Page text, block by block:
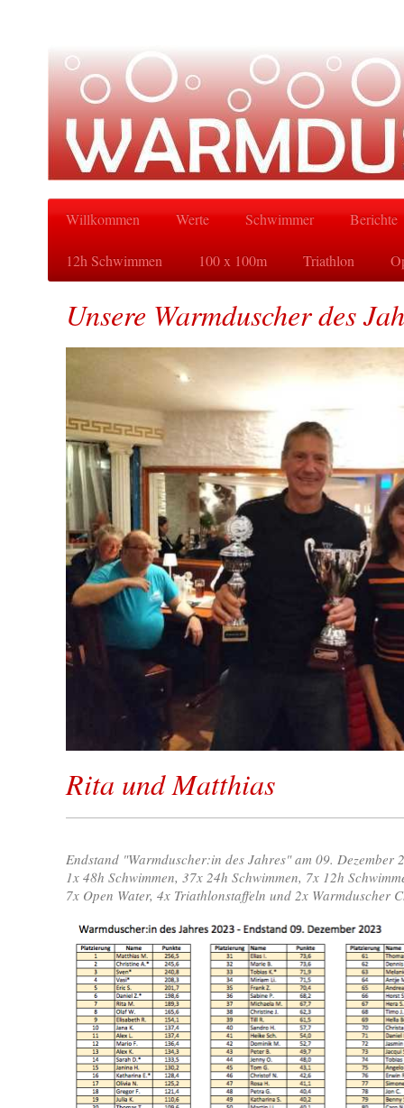
Willkommen Werte Schwimmer Berichte
12h Schwimmen 100 x 100m Triathlon
Unsere Warmduscher des
Rita und Matthias
Endstand "Warmduscher:in des Jahres" am 09. Dezember
1x 48h Schwimmen, 37x 24h Schwimmen, 7x 12h
7x Open Water, 4x Triathlonstaffeln und 2x Warmduscher